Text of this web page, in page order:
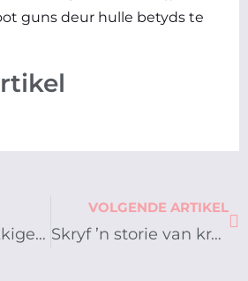
guns deur hulle betyds te
Die R’e vir gelukkige kinders
VOLGENDE ARTIKEL
Skryf ’n storie van krag, oorwinning en dankbaarheid